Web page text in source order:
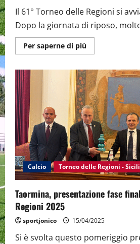
Il 61° Torneo delle Regioni si
Dopo la giornata di riposo,
Per saperne di piùMaggiori
informazioni
Sicilia
2025:
Si
conclude
nei
Quarti
di
Finale
il
cammino
della
Sicilia.
Lombardia
ed
Emilia
ancora
corsa
con
Calcio Torneo delle Regioni -
Taormina, presentazione fase
Regioni 2025
sportjonico 15/04/2025
Si è svolta questo pomeriggio